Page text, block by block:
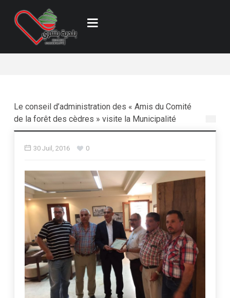
Le conseil d’administration des « Amis du Comité
de la forêt des cèdres » visite la Municipalité
30 Juil, 2016 0